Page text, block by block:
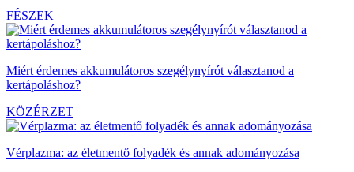
FÉSZEK
Miért érdemes akkumulátoros szegélynyírót választanod a
kertápoláshoz?
KÖZÉRZET
Vérplazma: az életmentő folyadék és annak adományozása